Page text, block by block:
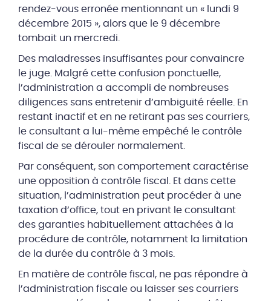
rendez-vous erronée mentionnant un « lundi 9
décembre 2015 », alors que le 9 décembre
tombait un mercredi.
Des maladresses insuffisantes pour convaincre
le juge. Malgré cette confusion ponctuelle,
l’administration a accompli de nombreuses
diligences sans entretenir d’ambiguïté réelle. En
restant inactif et en ne retirant pas ses courriers,
le consultant a lui-même empêché le contrôle
fiscal de se dérouler normalement.
Par conséquent, son comportement caractérise
une opposition à contrôle fiscal. Et dans cette
situation, l’administration peut procéder à une
taxation d’office, tout en privant le consultant
des garanties habituellement attachées à la
procédure de contrôle, notamment la limitation
de la durée du contrôle à 3 mois.
En matière de contrôle fiscal, ne pas répondre à
l’administration fiscale ou laisser ses courriers